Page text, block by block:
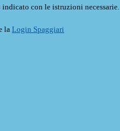
con le istruzioni necessarie.
la Login Spaggiari